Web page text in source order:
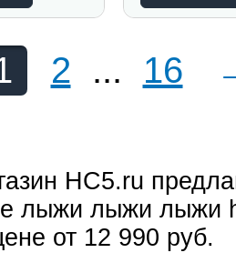
2 ... 16
HC5.ru
лыжи лыжи лыжи
от 12 990 руб.